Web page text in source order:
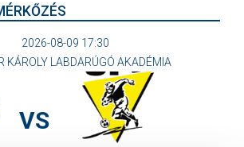
2026-08-09 17:30
KÁROLY LABDARÚGÓ AKADÉMIA
VS